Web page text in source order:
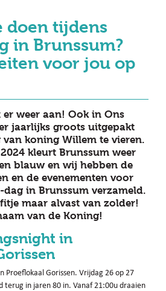
doen tijdens
in Brunssum?
voor jou op
weer aan! Ook in Ons
jaarlijks groots uitgepakt
koning Willem te vieren.
kleurt Brunssum weer
blauw en wij hebben de
en de evenementen voor
in Brunssum verzameld.
maar alvast van zolder!
van de Koning!
in
Proeflokaal Gorissen. Vrijdag 26 op 27
terug in jaren 80 in. Vanaf 21:00u draaien